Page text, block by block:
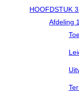
HOOFDSTUK
Afdeling